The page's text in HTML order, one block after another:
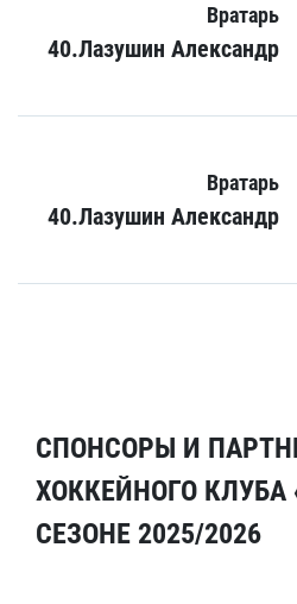
Вратарь
40.Лазушин Александр
Вратарь
40.Лазушин Александр
СПОНСОРЫ И
ХОККЕЙНОГО КЛУБА
СЕЗОНЕ 2025/2026